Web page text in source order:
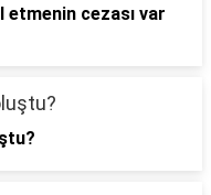
cezası var